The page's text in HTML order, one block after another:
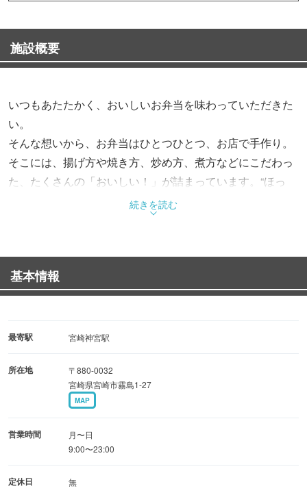
施設概要
いつもあたたかく、おいしいお弁当を味わっていただきた
い。
そんな想いから、お弁当はひとつひとつ、お店で手作り。
そこには、揚げ方や焼き方、炒め方、煮方などにこだわっ
た、たくさんの「おいしい！」が詰まっています。“ほっ
と”できるお弁当で、“もっと”お客様を笑顔にする。これか
らも、そんなお弁当をお届けします。
続きを読む
基本情報
最寄駅 宮崎神宮駅
所在地
〒880-0032
宮崎県宮崎市霧島1-27
MAP
営業時間
月〜日
9:00〜23:00
定休日 無